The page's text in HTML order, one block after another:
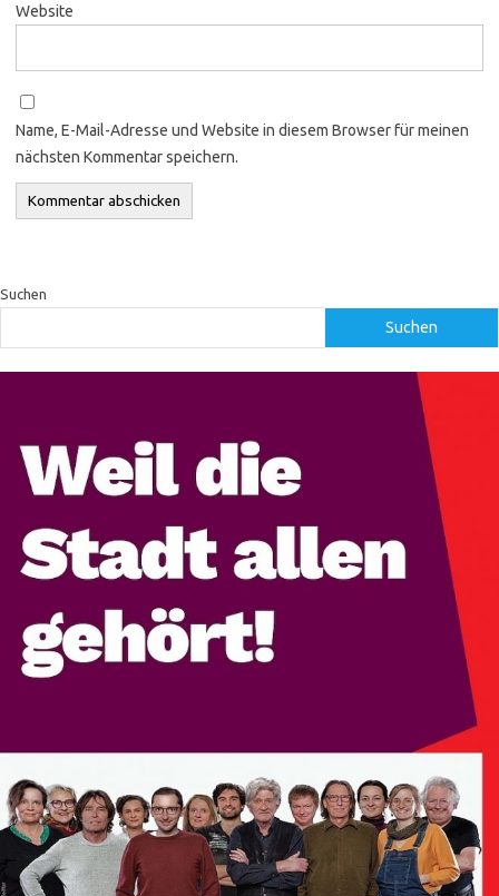
Website
Name, E-Mail-Adresse und Website in diesem Browser für meinen
nächsten Kommentar speichern.
Suchen
Suchen